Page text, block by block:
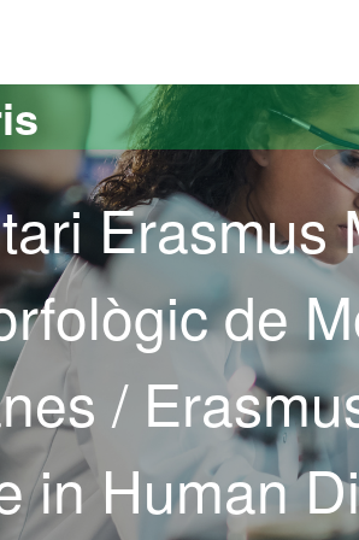
Erasmus
de
/
in Human